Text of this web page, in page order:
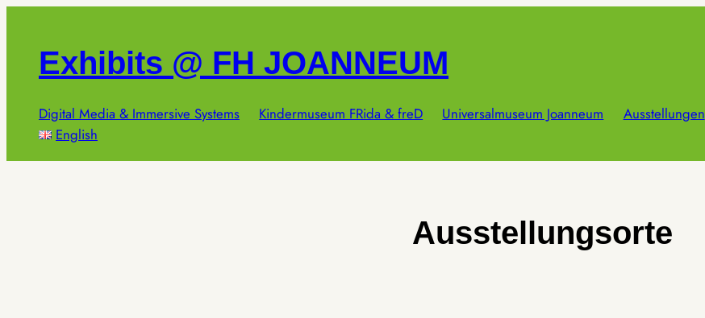
springenExhibits @ FH JOANNEUM
Digital Media & Immersive Systems Kindermuseum FRida & freD Universalmuseum Joanneum Ausstellungen
English
Ausstellungsorte